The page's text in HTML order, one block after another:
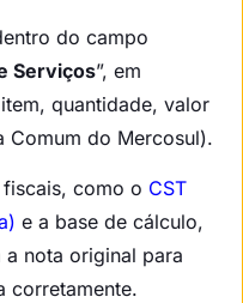
do campo
Serviços”, em
quantidade, valor
Comum do Mercosul).
como o CST
e a base de cálculo,
nota original para
corretamente.